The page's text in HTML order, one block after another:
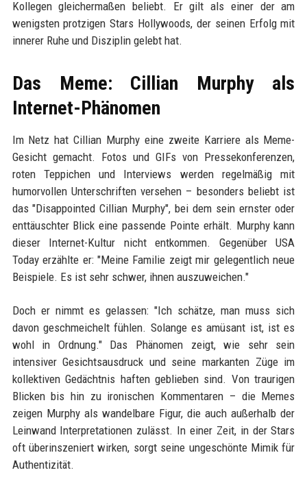
Kollegen gleichermaßen beliebt. Er gilt als einer der am
wenigsten protzigen Stars Hollywoods, der seinen Erfolg mit
innerer Ruhe und Disziplin gelebt hat.
Das Meme: Cillian Murphy als
Internet-Phänomen
Im Netz hat Cillian Murphy eine zweite Karriere als Meme-
Gesicht gemacht. Fotos und GIFs von Pressekonferenzen,
roten Teppichen und Interviews werden regelmäßig mit
humorvollen Unterschriften versehen – besonders beliebt ist
das "Disappointed Cillian Murphy", bei dem sein ernster oder
enttäuschter Blick eine passende Pointe erhält. Murphy kann
dieser Internet-Kultur nicht entkommen. Gegenüber USA
Today erzählte er: "Meine Familie zeigt mir gelegentlich neue
Beispiele. Es ist sehr schwer, ihnen auszuweichen."
Doch er nimmt es gelassen: "Ich schätze, man muss sich
davon geschmeichelt fühlen. Solange es amüsant ist, ist es
wohl in Ordnung." Das Phänomen zeigt, wie sehr sein
intensiver Gesichtsausdruck und seine markanten Züge im
kollektiven Gedächtnis haften geblieben sind. Von traurigen
Blicken bis hin zu ironischen Kommentaren – die Memes
zeigen Murphy als wandelbare Figur, die auch außerhalb der
Leinwand Interpretationen zulässt. In einer Zeit, in der Stars
oft überinszeniert wirken, sorgt seine ungeschönte Mimik für
Authentizität.